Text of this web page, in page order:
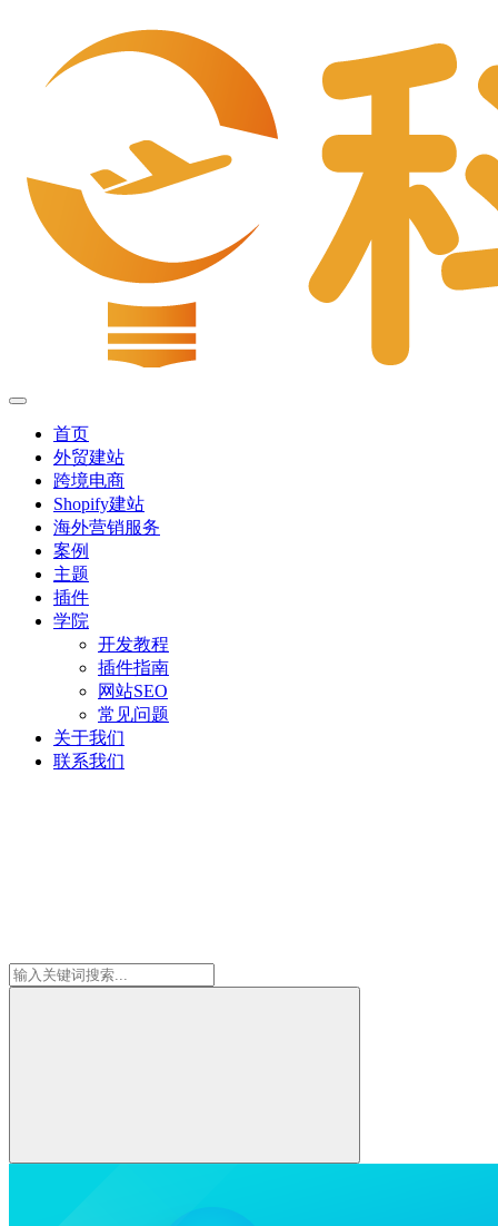
首页
外贸建站
跨境电商
Shopify建站
海外营销服务
案例
主题
插件
学院
开发教程
插件指南
网站SEO
常见问题
关于我们
联系我们